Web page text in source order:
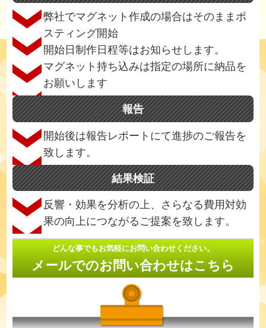
弊社でマグネット作成の場合はそのままポ
スティング開始
開始日制作日程等はお知らせします。
マグネット持ち込みは指定の場所に納品を
お願いします
報告
開始後は報告レポートにて進捗のご報告を
致します。
結果検証
反響・効果を分析の上、さらなる費用対効
果の向上につながるご提案を致します。
どんな事でもお気軽にお問い合わせください。
メールでのお問い合わせはこちら